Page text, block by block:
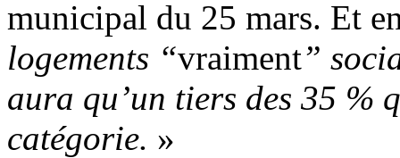
municipal du 25 mars. Et
logements “vraiment”
aura qu’un tiers des 35 %
catégorie. »